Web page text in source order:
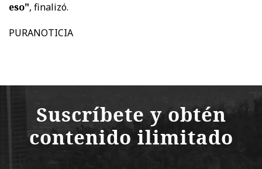
eso", finalizó.
PURANOTICIA